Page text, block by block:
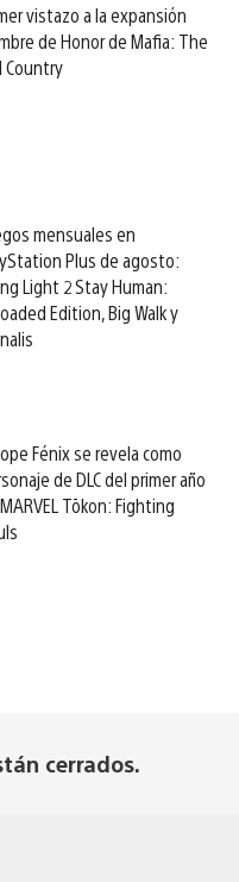
vistazo a la expansión
de Honor de Mafia: The
Country
mensuales en
Plus de agosto:
Light 2 Stay Human:
Edition, Big Walk y
Fénix se revela como
de DLC del primer año
Tōkon: Fighting
cerrados.